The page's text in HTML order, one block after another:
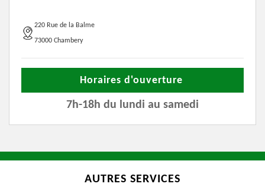
220 Rue de la Balme
73000 Chambery
Horaires d'ouverture
7h-18h du lundi au samedi
AUTRES SERVICES